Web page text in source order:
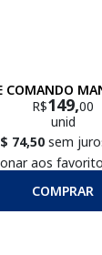
COMANDO
R$149,00
unid
74,50 sem
aos
COMPRAR